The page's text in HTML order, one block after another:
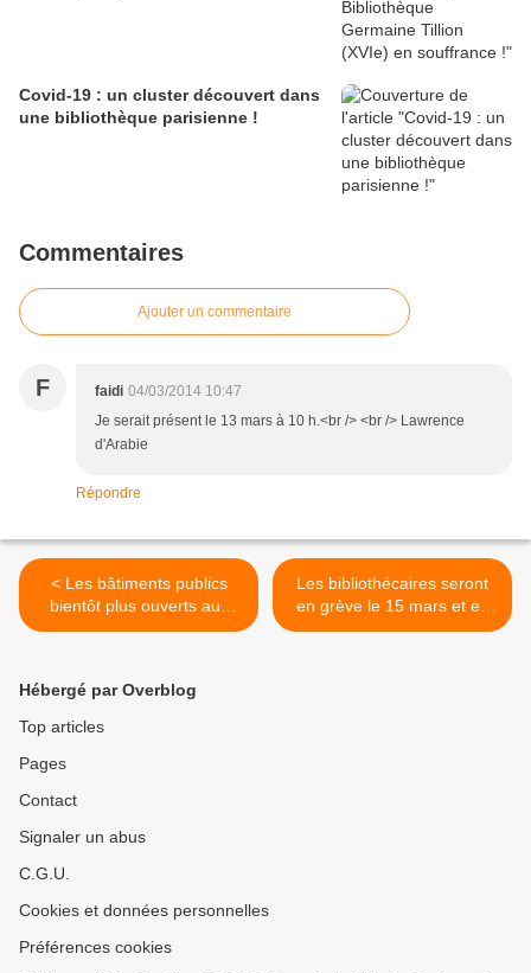
Covid-19 : un cluster découvert dans
une bibliothèque parisienne !
Commentaires
Ajouter un commentaire
F faidi 04/03/2014 10:47
Je serait présent le 13 mars à 10 h.<br /> <br /> Lawrence
d'Arabie
Répondre
< Les bâtiments publics
bientôt plus ouverts aux
parisiens en nocturne, le
Les bibliothécaires seront
en grève le 15 mars et en
appellent aux parisiens >
Hébergé par Overblog
Top articles
Pages
Contact
Signaler un abus
C.G.U.
Cookies et données personnelles
Préférences cookies